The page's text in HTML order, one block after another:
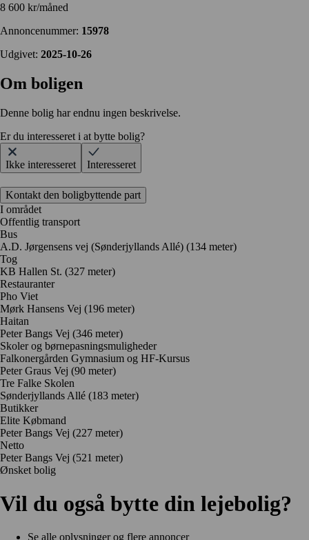
8 600 kr/måned
Annoncenummer: 15978
Udgivet: 2025-10-26
Om boligen
Denne bolig har endnu ingen beskrivelse.
Er du interesseret i at bytte bolig?
Ikke interesseret Interesseret
Kontakt den boligbyttende part
I området
Offentlig transport
Bus
A.D. Jørgensens vej (Sønderjyllands Allé) (134 meter)
Tog
KB Hallen St. (327 meter)
Restauranter
Pho Viet
Mørk Hansens Vej (196 meter)
Haitan
Peter Bangs Vej (346 meter)
Skoler og børnepasningsmuligheder
Falkonergården Gymnasium og HF-Kursus
Peter Graus Vej (90 meter)
Tre Falke Skolen
Sønderjyllands Allé (183 meter)
Butikker
Elite Købmand
Peter Bangs Vej (227 meter)
Netto
Peter Bangs Vej (521 meter)
Ønsket bolig
Vil du også bytte din lejebolig?
Se alle oplysninger og flere annoncer